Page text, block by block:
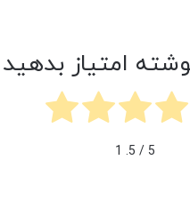
امتیاز بدهید
5
/ 5.
1